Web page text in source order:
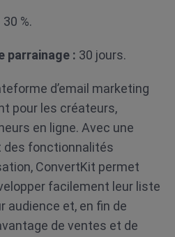
30 %.
parrainage : 30 jours.
d’email marketing
pour les créateurs,
en ligne. Avec une
des fonctionnalités
ConvertKit permet
facilement leur liste
audience et, en fin de
de ventes et de